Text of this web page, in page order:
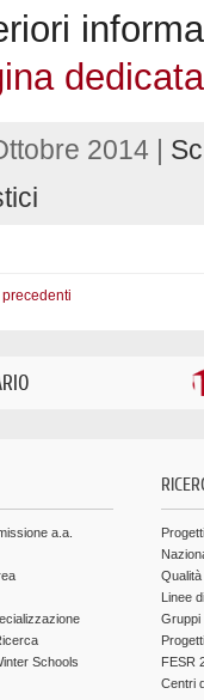
2014 |
a.a.
Schools
Linee
Gruppi
FESR
Centri